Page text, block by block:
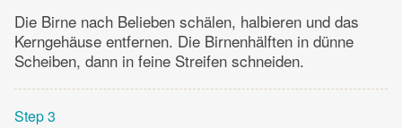
Die Birne nach Belieben schälen, halbieren und das
Kerngehäuse entfernen. Die Birnenhälften in dünne
Scheiben, dann in feine Streifen schneiden.
Step 3